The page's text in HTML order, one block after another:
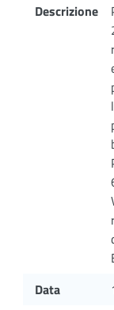
Descrizione
Data